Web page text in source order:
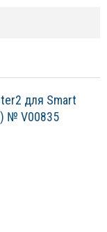
для Smart
№ V00835